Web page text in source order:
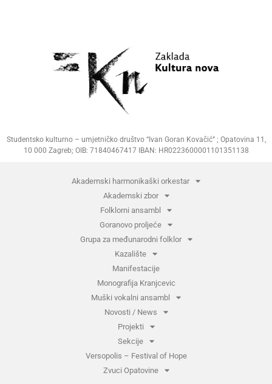
Studentsko kulturno – umjetničko društvo “Ivan Goran Kovačić” ; Opatovina 11,
10 000 Zagreb; OIB: 71840467417 IBAN: HR0223600001101351138
Akademski harmonikaški orkestar
Akademski zbor
Folklorni ansambl
Goranovo proljeće
Grupa za međunarodni folklor
Kazalište
Manifestacije
Monografija Kranjcevic
Muški vokalni ansambl
Novosti / News
Projekti
Sekcije
Versopolis – Festival of Hope
Zvuci Opatovine